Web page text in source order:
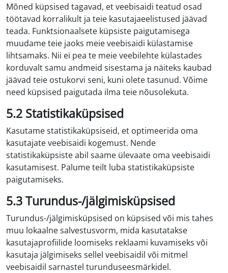
Mõned küpsised tagavad, et veebisaidi teatud osad
töötavad korralikult ja teie kasutajaeelistused jäävad
teada. Funktsionaalsete küpsiste paigutamisega
muudame teie jaoks meie veebisaidi külastamise
lihtsamaks. Nii ei pea te meie veebilehte külastades
korduvalt samu andmeid sisestama ja näiteks kaubad
jäävad teie ostukorvi seni, kuni olete tasunud. Võime
need küpsised paigutada ilma teie nõusolekuta.
5.2 Statistikaküpsised
Kasutame statistikaküpsiseid, et optimeerida oma
kasutajate veebisaidi kogemust. Nende
statistikaküpsiste abil saame ülevaate oma veebisaidi
kasutamisest. Palume teilt luba statistikaküpsiste
paigutamiseks.
5.3 Turundus-/jälgimisküpsised
Turundus-/jälgimisküpsised on küpsised või mis tahes
muu lokaalne salvestusvorm, mida kasutatakse
kasutajaprofiilide loomiseks reklaami kuvamiseks või
kasutaja jälgimiseks sellel veebisaidil või mitmel
veebisaidil sarnastel turunduseesmärkidel.